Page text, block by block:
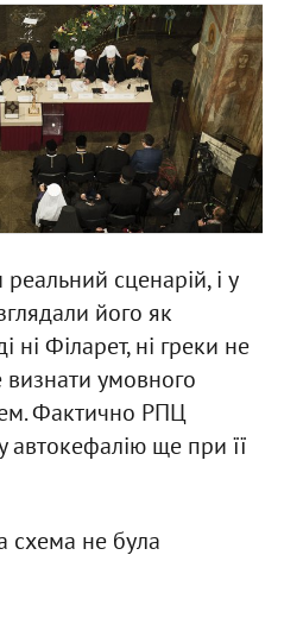
сценарій, і у
його як
ні Філарет, ні греки не
умовного
Фактично РПЦ
автокефалію ще при її
схема не була